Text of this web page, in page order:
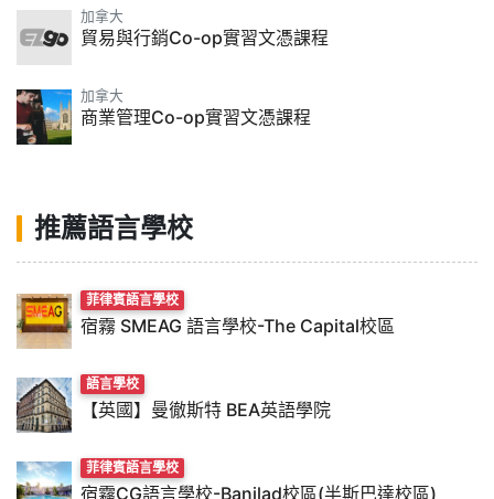
加拿大
貿易與行銷Co-op實習文憑課程
加拿大
商業管理Co-op實習文憑課程
推薦語言學校
菲律賓語言學校
宿霧 SMEAG 語言學校-The Capital校區
語言學校
【英國】曼徹斯特 BEA英語學院
菲律賓語言學校
宿霧CG語言學校-Banilad校區(半斯巴達校區)